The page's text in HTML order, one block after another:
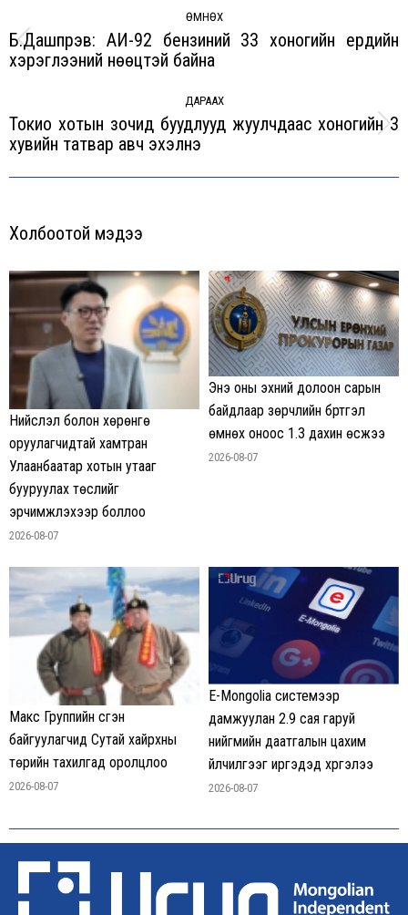
navigation
ӨМНӨХ
Previous
Б.Дашпүрэв: АИ-92 бензиний 33 хоногийн ердийн
хэрэглээний нөөцтэй байна
ДАРААХ
Next
Токио хотын зочид буудлууд жуулчдаас хоногийн 3
хувийн татвар авч эхэлнэ
Холбоотой мэдээ
Нийслэл болон хөрөнгө
оруулагчидтай хамтран
Улаанбаатар хотын утааг
бууруулах төслийг
эрчимжүүлэхээр боллоо
2026-08-07
Энэ оны эхний долоон сарын
байдлаар зөрчлийн бүртгэл
өмнөх оноос 1.3 дахин өсжээ
2026-08-07
Макс Группийн үүсгэн
байгуулагчид Сутай хайрхны
төрийн тахилгад оролцлоо
2026-08-07
E-Mongolia системээр
дамжуулан 2.9 сая гаруй
нийгмийн даатгалын цахим
үйлчилгээг иргэдэд хүргэлээ
2026-08-07